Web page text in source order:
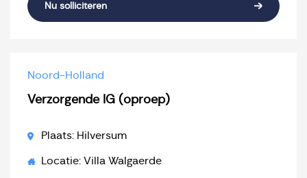
Nu solliciteren
Noord-Holland
Verzorgende IG (oproep)
Plaats: Hilversum
Locatie: Villa Walgaerde